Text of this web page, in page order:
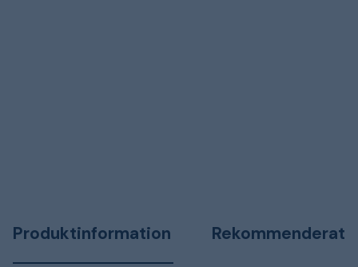
Produktinformation Rekommenderat